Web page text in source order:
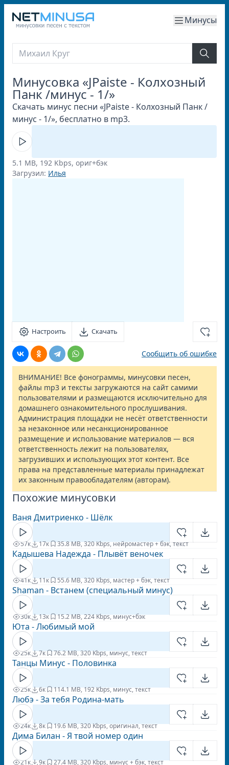
Минусы
Минусовка «JPaiste - Колхозный
Панк /минус - 1/»
Скачать минус песни «JPaiste - Колхозный Панк /
минус - 1/», бесплатно в mp3.
5.1 MB, 192 Kbps, ориг+бэк
Загрузил: Илья
Настроить Скачать
Сообщить об ошибке
ВНИМАНИЕ! Все фонограммы, минусовки песен,
файлы mp3 и тексты загружаются на сайт самими
пользователями и размещаются исключительно для
домашнего ознакомительного прослушивания.
Администрация площадки не несёт ответственности
за незаконное или несанкционированное
размещение и использование материалов — вся
ответственность лежит на пользователях,
загрузивших и использующих этот контент. Все
права на представленные материалы принадлежат
их законным правообладателям (авторам).
Похожие минусовки
Ваня Дмитриенко - Шёлк
57к 17к 35.8 MB, 320 Kbps, нейромастер + бэк, текст
Кадышева Надежда - Плывёт веночек
41к 11к 55.6 MB, 320 Kbps, мастер + бэк, текст
Shaman - Встанем (специальный минус)
30к 13к 15.2 MB, 224 Kbps, минус+бэк
Юта - Любимый мой
25к 7к 76.2 MB, 320 Kbps, минус, текст
Танцы Минус - Половинка
25к 6к 114.1 MB, 192 Kbps, минус, текст
Любэ - За тебя Родина-мать
24к 8к 19.6 MB, 320 Kbps, оригинал, текст
Дима Билан - Я твой номер один
21к 9к 27.4 MB, 320 Kbps, минус + бэк, текст